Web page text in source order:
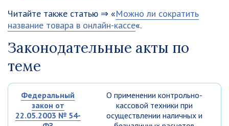
Читайте также статью ⇒ «Можно ли сократить
название товара в онлайн-кассе«.
Законодательные акты по
теме
Федеральный
закон от
22.05.2003 № 54-
О применении контрольно-
кассовой техники при
осуществлении наличных и